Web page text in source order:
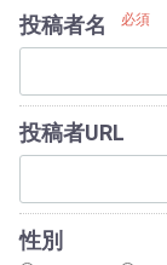
投稿者名 必須
投稿者URL
性別